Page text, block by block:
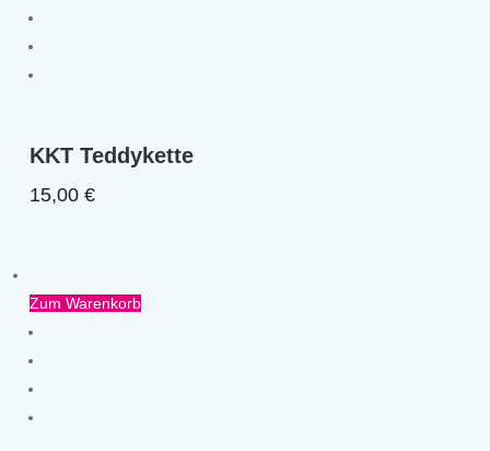
KKT Teddykette
15,00€
Zum Warenkorb